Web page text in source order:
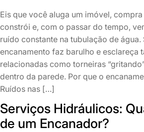
Eis que você aluga um imóvel,
constrói e, com o passar do tempo,
ruído constante na tubulação de água.
encanamento faz barulho e esclareça
relacionadas como torneiras
dentro da parede. Por que o
Ruídos nas […]
Serviços Hidráulicos:
de um Encanador?